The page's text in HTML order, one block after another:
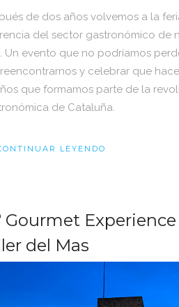
de dos años volvemos a la
del sector gastronómico de
Un evento que no podríamos
y celebrar que
que formamos parte de la
de Cataluña.
LEYENDO
Gourmet
del Mas